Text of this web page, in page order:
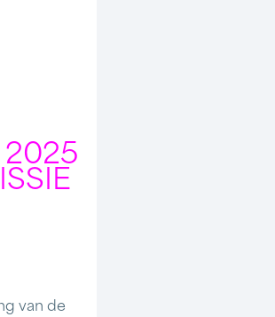
2025
van de